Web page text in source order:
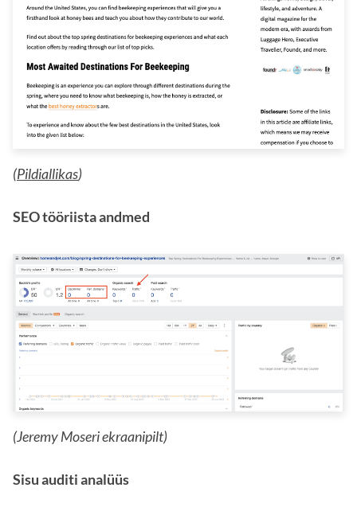
(Pildiallikas)
SEO tööriista andmed
(Jeremy Moseri ekraanipilt)
Sisu auditi analüüs